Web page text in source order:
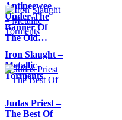
Antipeewee –
Under The
Banner Of
The Old…
Iron Slaught –
Metallic
Torments
Judas Priest –
The Best Of